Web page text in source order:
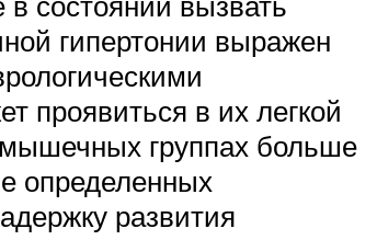
гипертонии выражен
проявиться в их легкой
мышечных группах больше
определенных
развития